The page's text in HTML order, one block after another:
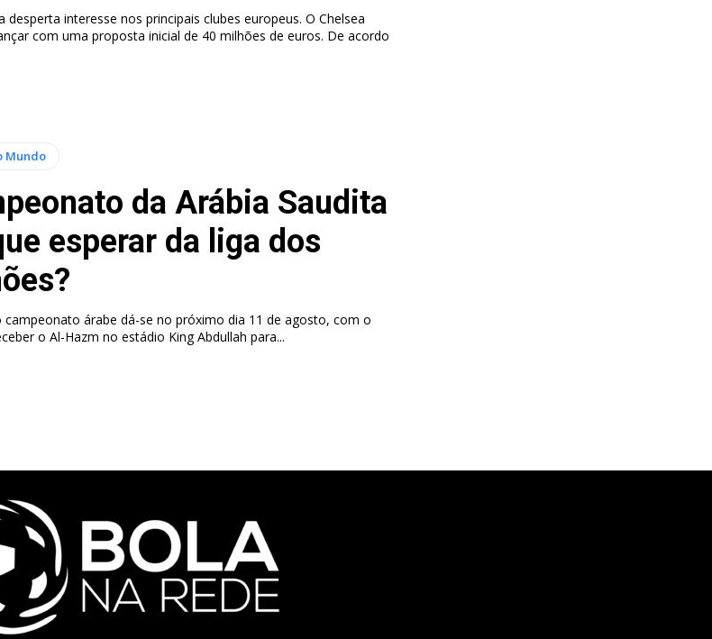
desperta interesse nos principais clubes europeus. O Chelsea
com uma proposta inicial de 40 milhões de euros. De acordo
Mundo
da Arábia Saudita
esperar da liga dos
campeonato árabe dá-se no próximo dia 11 de agosto, com o
o Al-Hazm no estádio King Abdullah para...